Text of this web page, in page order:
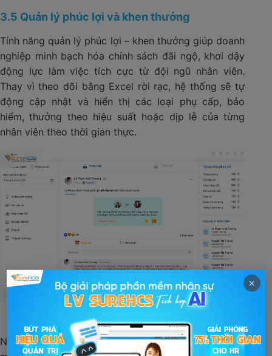
3.5 Quản lý phúc lợi và khen thưởng
Tính năng quản lý phúc lợi – khen thưởng giúp doanh
nghiệp minh bạch hóa chính sách đãi ngộ, khơi dậy
động lực làm việc tích cực từ đội ngũ nhân viên.
Thay vì theo dõi bằng Excel rời rạc, hệ thống sẽ tự
động cập nhật và hiển thị các loại phụ cấp, bảo
hiểm, thưởng theo hiệu suất hoặc dịp lễ của từng
nhân viên theo thời gian thực.
Hệ thống khen thưởng, quản lý phúc lợi nhân viên
realtime
Nhân viên có thể truy cập để kiểm tra quyền lợi của
×